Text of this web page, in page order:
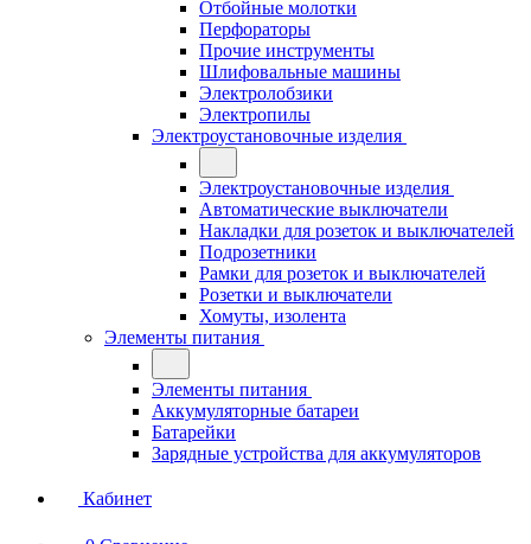
Отбойные молотки
Перфораторы
Прочие инструменты
Шлифовальные машины
Электролобзики
Электропилы
Электроустановочные изделия
Электроустановочные изделия
Автоматические выключатели
Накладки для розеток и выключателей
Подрозетники
Рамки для розеток и выключателей
Розетки и выключатели
Хомуты, изолента
Элементы питания
Элементы питания
Аккумуляторные батареи
Батарейки
Зарядные устройства для аккумуляторов
Кабинет